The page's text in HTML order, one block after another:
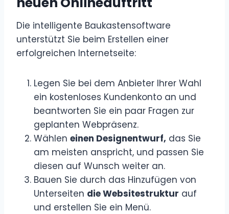
Die intelligente Baukastensoftware
unterstützt Sie beim Erstellen einer
erfolgreichen Internetseite:
Legen Sie bei dem Anbieter Ihrer Wahl
ein kostenloses Kundenkonto an und
beantworten Sie ein paar Fragen zur
geplanten Webpräsenz.
Wählen einen Designentwurf, das Sie
am meisten anspricht, und passen Sie
diesen auf Wunsch weiter an.
Bauen Sie durch das Hinzufügen von
Unterseiten die Websitestruktur auf
und erstellen Sie ein Menü.